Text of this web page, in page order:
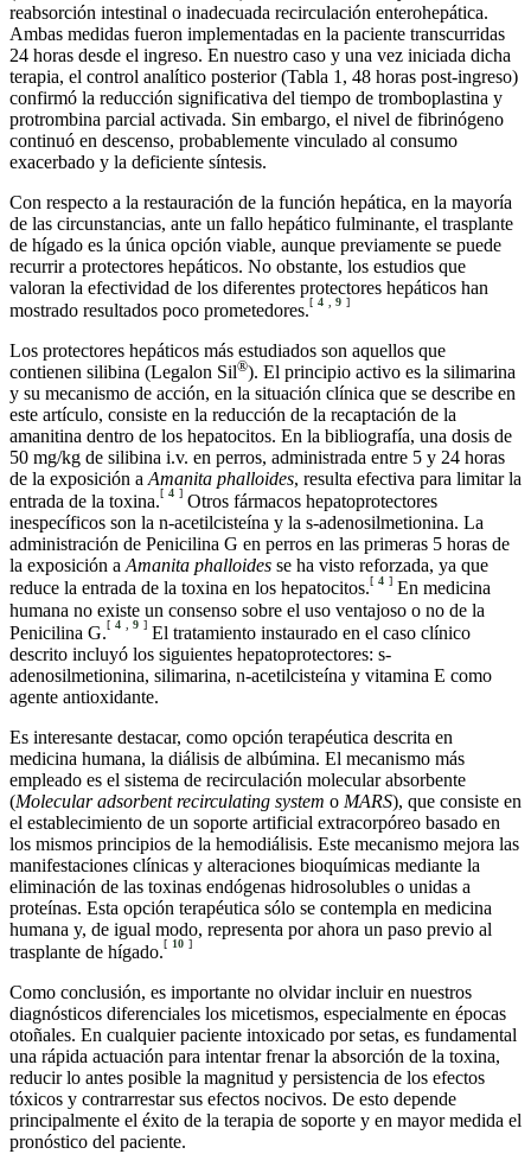
reabsorción intestinal o inadecuada recirculación enterohepática.
Ambas medidas fueron implementadas en la paciente transcurridas
24 horas desde el ingreso. En nuestro caso y una vez iniciada dicha
terapia, el control analítico posterior (Tabla 1, 48 horas post-ingreso)
confirmó la reducción significativa del tiempo de tromboplastina y
protrombina parcial activada. Sin embargo, el nivel de fibrinógeno
continuó en descenso, probablemente vinculado al consumo
exacerbado y la deficiente síntesis.
Con respecto a la restauración de la función hepática, en la mayoría
de las circunstancias, ante un fallo hepático fulminante, el trasplante
de hígado es la única opción viable, aunque previamente se puede
recurrir a protectores hepáticos. No obstante, los estudios que
valoran la efectividad de los diferentes protectores hepáticos han
mostrado resultados poco prometedores.[ 4 9 ]
Los protectores hepáticos más estudiados son aquellos que
contienen silibina (Legalon Sil®). El principio activo es la silimarina
y su mecanismo de acción, en la situación clínica que se describe en
este artículo, consiste en la reducción de la recaptación de la
amanitina dentro de los hepatocitos. En la bibliografía, una dosis de
50 mg/kg de silibina i.v. en perros, administrada entre 5 y 24 horas
de la exposición a Amanita phalloides, resulta efectiva para limitar la
entrada de la toxina.[ 4 ] Otros fármacos hepatoprotectores
inespecíficos son la n-acetilcisteína y la s-adenosilmetionina. La
administración de Penicilina G en perros en las primeras 5 horas de
la exposición a Amanita phalloides se ha visto reforzada, ya que
reduce la entrada de la toxina en los hepatocitos.[ 4 ] En medicina
humana no existe un consenso sobre el uso ventajoso o no de la
Penicilina G.[ 4 9 ] El tratamiento instaurado en el caso clínico
descrito incluyó los siguientes hepatoprotectores: s-
adenosilmetionina, silimarina, n-acetilcisteína y vitamina E como
agente antioxidante.
Es interesante destacar, como opción terapéutica descrita en
medicina humana, la diálisis de albúmina. El mecanismo más
empleado es el sistema de recirculación molecular absorbente
(Molecular adsorbent recirculating system o MARS), que consiste en
el establecimiento de un soporte artificial extracorpóreo basado en
los mismos principios de la hemodiálisis. Este mecanismo mejora las
manifestaciones clínicas y alteraciones bioquímicas mediante la
eliminación de las toxinas endógenas hidrosolubles o unidas a
proteínas. Esta opción terapéutica sólo se contempla en medicina
humana y, de igual modo, representa por ahora un paso previo al
trasplante de hígado.[ 10 ]
Como conclusión, es importante no olvidar incluir en nuestros
diagnósticos diferenciales los micetismos, especialmente en épocas
otoñales. En cualquier paciente intoxicado por setas, es fundamental
una rápida actuación para intentar frenar la absorción de la toxina,
reducir lo antes posible la magnitud y persistencia de los efectos
tóxicos y contrarrestar sus efectos nocivos. De esto depende
principalmente el éxito de la terapia de soporte y en mayor medida el
pronóstico del paciente.